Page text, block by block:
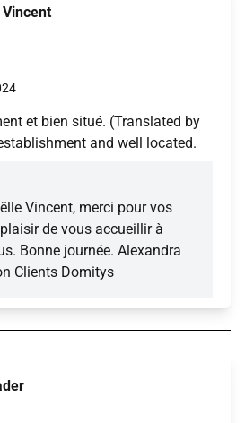
et bien situé. (Translated by
and well located.
Vincent, merci pour vos
de vous accueillir à
Bonne journée. Alexandra
Clients Domitys